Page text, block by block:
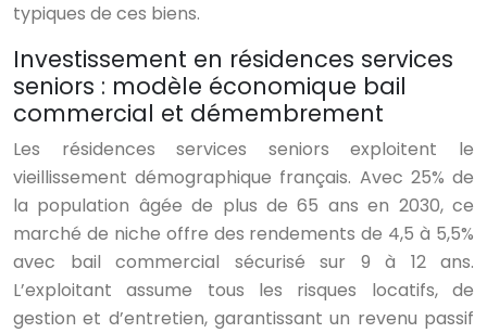
typiques de ces biens.
Investissement en résidences services
seniors : modèle économique bail
commercial et démembrement
Les résidences services seniors exploitent le
vieillissement démographique français. Avec 25% de
la population âgée de plus de 65 ans en 2030, ce
marché de niche offre des rendements de 4,5 à 5,5%
avec bail commercial sécurisé sur 9 à 12 ans.
L’exploitant assume tous les risques locatifs, de
gestion et d’entretien, garantissant un revenu passif